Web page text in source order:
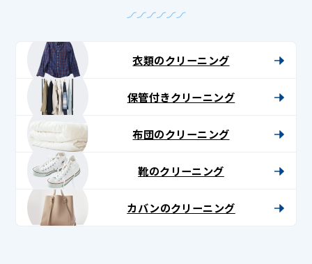
衣類のクリーニング
保管付きクリーニング
布団のクリーニング
靴のクリーニング
カバンのクリーニング